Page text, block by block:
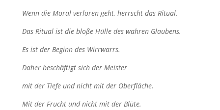
Wenn die Moral verloren geht, herrscht das Ritual.
Das Ritual ist die bloße Hülle des wahren Glaubens.
Es ist der Beginn des Wirrwarrs.
Daher beschäftigt sich der Meister
mit der Tiefe und nicht mit der Oberfläche.
Mit der Frucht und nicht mit der Blüte.